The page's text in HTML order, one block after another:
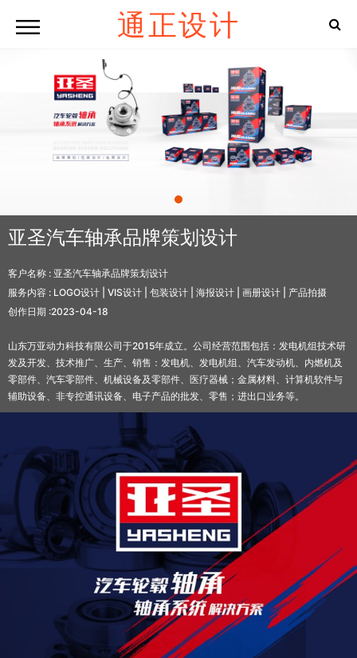
通正设计
亚圣汽车轴承品牌策划设计
客户名称 : 亚圣汽车轴承品牌策划设计
服务内容 : LOGO设计 | VIS设计 | 包装设计 | 海报设计 | 画册设计 | 产品拍摄
创作日期 :2023-04-18
山东万亚动力科技有限公司于2015年成立。公司经营范围包括：发电机组技术研
发及开发、技术推广、生产、销售：发电机、发电机组、汽车发动机、内燃机及
零部件、汽车零部件、机械设备及零部件、医疗器械；金属材料、计算机软件与
辅助设备、非专控通讯设备、电子产品的批发、零售；进出口业务等。